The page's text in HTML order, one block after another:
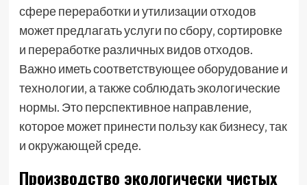
сфере переработки и утилизации отходов
может предлагать услуги по сбору‚ сортировке
и переработке различных видов отходов.
Важно иметь соответствующее оборудование и
технологии‚ а также соблюдать экологические
нормы. Это перспективное направление‚
которое может принести пользу как бизнесу‚ так
и окружающей среде.
Производство экологически чистых